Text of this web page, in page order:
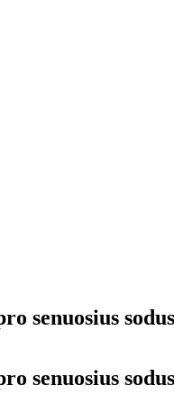
senuosius sodus
senuosius sodus